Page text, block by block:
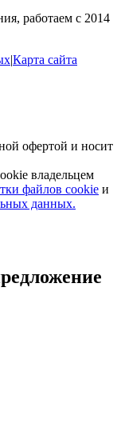
работаем с 2014
|Карта сайта
офертой и носит
владельцем
файлов cookie и
данных.